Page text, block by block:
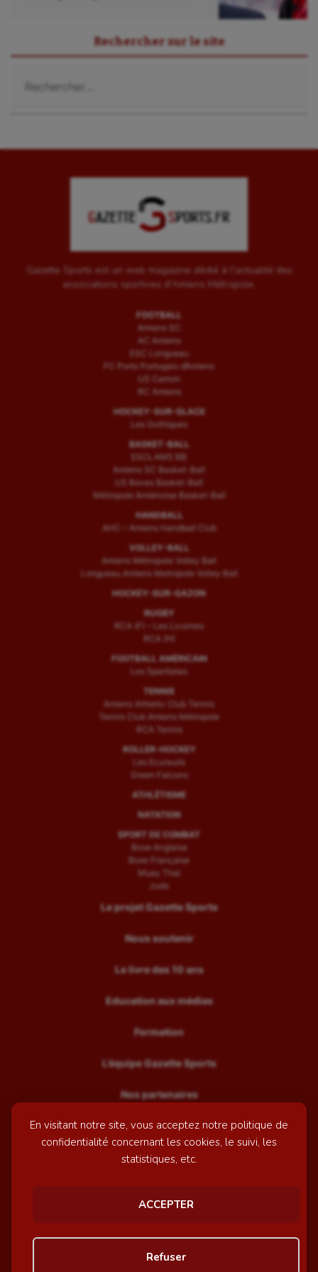
En visitant notre site, vous acceptez notre politique de
confidentialité concernant les cookies, le suivi, les
statistiques, etc.
ACCEPTER
Refuser
Rechercher sur le site
Gazette Sports est un web magazine dédié à l'actualité des
associations sportives d'Amiens Métropole.
FOOTBALL
Amiens SC
AC Amiens
ESC Longueau
FC Porto Portugais d’Amiens
US Camon
RC Amiens
HOCKEY-SUR-GLACE
Les Gothiques
BASKET-BALL
ESCLAMS BB
Amiens SC Basket-Ball
US Boves Basket-Ball
Métropole Amiénoise Basket-Ball
HANDBALL
AHC – Amiens Handball Club
VOLLEY-BALL
Amiens Métropole Volley Ball
Longueau Amiens Metropole Volley Ball
HOCKEY-SUR-GAZON
RUGBY
RCA (F) – Les Licornes
RCA (H)
FOOTBALL AMÉRICAIN
Les Spartiates
TENNIS
Amiens Athletic Club Tennis
Tennis Club Amiens Métropole
RCA Tennis
ROLLER-HOCKEY
Les Ecureuils
Green Falcons
ATHLÉTISME
NATATION
SPORT DE COMBAT
Boxe Anglaise
Boxe Française
Muay Thaï
Judo
Le projet Gazette Sports
Nous soutenir
Le livre des 10 ans
Education aux médias
Formation
L’équipe Gazette Sports
Nos partenaires
Recrutement
Mentions légales
© GazetteSports - 2026 | Site internet réalisé par
Awelty